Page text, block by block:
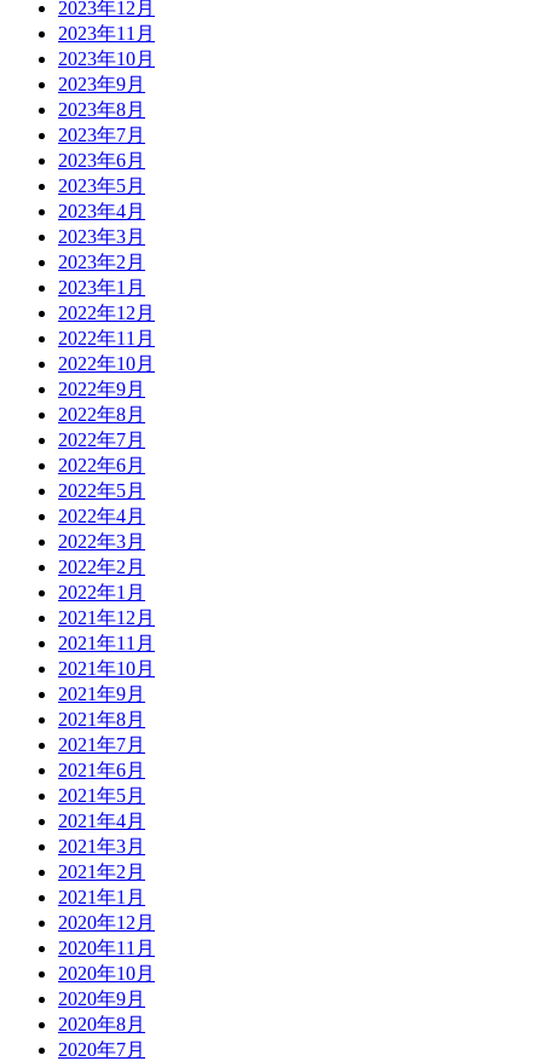
2023年12月
2023年11月
2023年10月
2023年9月
2023年8月
2023年7月
2023年6月
2023年5月
2023年4月
2023年3月
2023年2月
2023年1月
2022年12月
2022年11月
2022年10月
2022年9月
2022年8月
2022年7月
2022年6月
2022年5月
2022年4月
2022年3月
2022年2月
2022年1月
2021年12月
2021年11月
2021年10月
2021年9月
2021年8月
2021年7月
2021年6月
2021年5月
2021年4月
2021年3月
2021年2月
2021年1月
2020年12月
2020年11月
2020年10月
2020年9月
2020年8月
2020年7月